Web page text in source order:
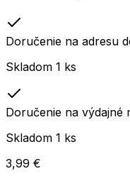
Doručenie na adresu
Skladom 1 ks
Doručenie na výdajné
Skladom 1 ks
3,99 €